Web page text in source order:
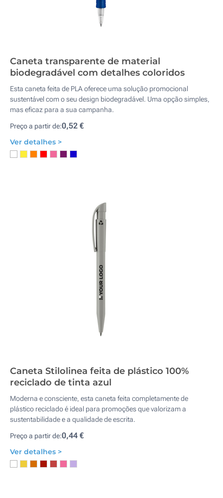
Caneta transparente de material
biodegradável com detalhes coloridos
Esta caneta feita de PLA oferece uma solução promocional
sustentável com o seu design biodegradável. Uma opção simples,
mas eficaz para a sua campanha.
Preço a partir de:0,52 €
Ver detalhes >
Caneta Stilolinea feita de plástico 100%
reciclado de tinta azul
Moderna e consciente, esta caneta feita completamente de
plástico reciclado é ideal para promoções que valorizam a
sustentabilidade e a qualidade de escrita.
Preço a partir de:0,44 €
Ver detalhes >